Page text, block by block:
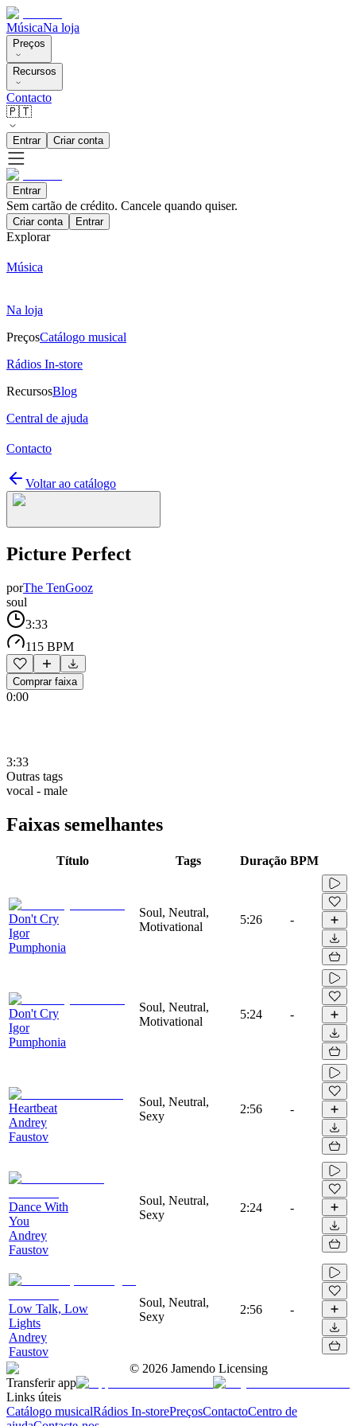
MúsicaNa loja
Preços
Recursos
Contacto
🇵🇹
Entrar Criar conta
Entrar
Sem cartão de crédito. Cancele quando quiser.
Criar conta Entrar
Explorar
Música
Na loja
PreçosCatálogo musical
Rádios In-store
RecursosBlog
Central de ajuda
Contacto
Voltar ao catálogo
Picture Perfect
porThe TenGooz
soul
3:33
115 BPM
Comprar faixa
0:00
3:33
Outras tags
vocal - male
Faixas semelhantes
Título Tags Duração BPM
Don't Cry
Igor
Pumphonia
Soul, Neutral,
Motivational
5:26 -
Don't Cry
Igor
Pumphonia
Soul, Neutral,
Motivational
5:24 -
Heartbeat
Andrey
Faustov
Soul, Neutral,
Sexy
2:56 -
Dance With
You
Andrey
Faustov
Soul, Neutral,
Sexy
2:24 -
Low Talk, Low
Lights
Andrey
Faustov
Soul, Neutral,
Sexy
2:56 -
© 2026 Jamendo Licensing
Transferir app
Links úteis
Catálogo musicalRádios In-storePreçosContactoCentro de